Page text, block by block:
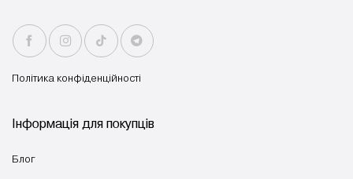
Політика конфіденційності
Інформація для покупців
Блог